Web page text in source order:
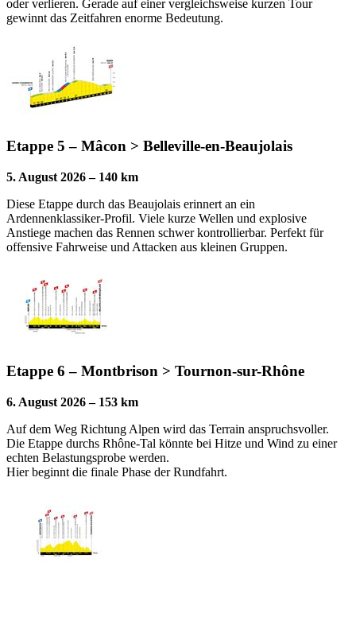
oder verlieren. Gerade auf einer vergleichsweise kurzen Tour
gewinnt das Zeitfahren enorme Bedeutung.
Etappe 5 – Mâcon > Belleville-en-Beaujolais
5. August 2026 – 140 km
Diese Etappe durch das Beaujolais erinnert an ein
Ardennenklassiker-Profil. Viele kurze Wellen und explosive
Anstiege machen das Rennen schwer kontrollierbar. Perfekt für
offensive Fahrweise und Attacken aus kleinen Gruppen.
Etappe 6 – Montbrison > Tournon-sur-Rhône
6. August 2026 – 153 km
Auf dem Weg Richtung Alpen wird das Terrain anspruchsvoller.
Die Etappe durchs Rhône-Tal könnte bei Hitze und Wind zu einer
echten Belastungsprobe werden.
Hier beginnt die finale Phase der Rundfahrt.